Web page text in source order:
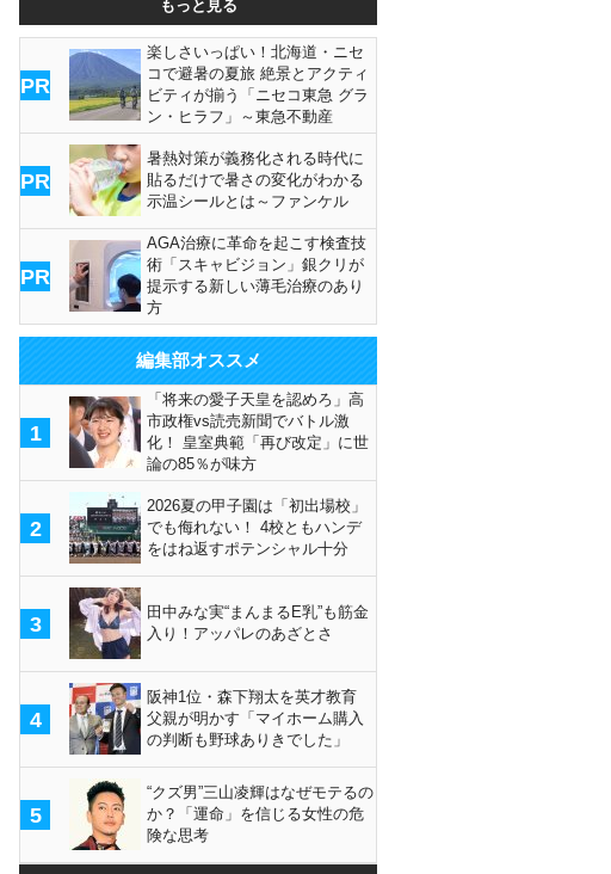
もっと見る
PR
楽しさいっぱい！北海道・ニセ
コで避暑の夏旅 絶景とアクティ
ビティが揃う「ニセコ東急 グラ
ン・ヒラフ」～東急不動産
PR
暑熱対策が義務化される時代に
貼るだけで暑さの変化がわかる
示温シールとは～ファンケル
PR
AGA治療に革命を起こす検査技
術「スキャビジョン」銀クリが
提示する新しい薄毛治療のあり
方
編集部オススメ
1
「将来の愛子天皇を認めろ」高
市政権vs読売新聞でバトル激
化！ 皇室典範「再び改定」に世
論の85％が味方
2
2026夏の甲子園は「初出場校」
でも侮れない！ 4校ともハンデ
をはね返すポテンシャル十分
3
田中みな実“まんまるE乳”も筋金
入り！アッパレのあざとさ
4
阪神1位・森下翔太を英才教育
父親が明かす「マイホーム購入
の判断も野球ありきでした」
5
“クズ男”三山凌輝はなぜモテるの
か？「運命」を信じる女性の危
険な思考